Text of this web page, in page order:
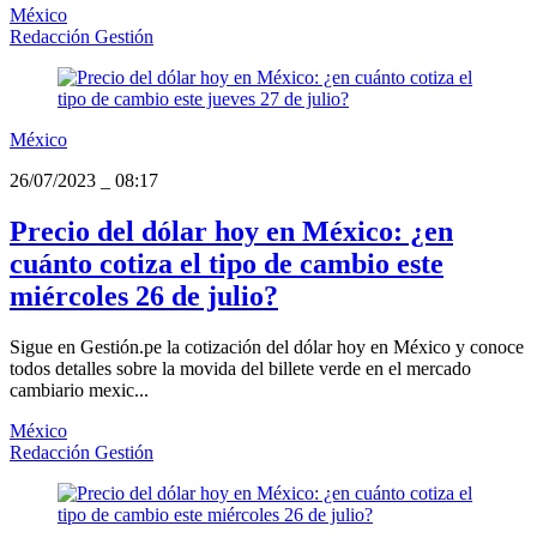
México
Redacción Gestión
México
26/07/2023
08:17
Precio del dólar hoy en México: ¿en
cuánto cotiza el tipo de cambio este
miércoles 26 de julio?
Sigue en Gestión.pe la cotización del dólar hoy en México y conoce
todos detalles sobre la movida del billete verde en el mercado
cambiario mexic...
México
Redacción Gestión